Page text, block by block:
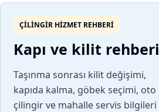
ÇILINGIR HIZMET REHBERI
Kapı ve kilit rehberi
Taşınma sonrası kilit değişimi,
kapıda kalma, göbek seçimi, oto
çilingir ve mahalle servis bilgileri